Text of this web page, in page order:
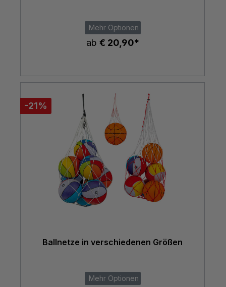
Mehr Optionen
ab € 20,90*
-21%
Ballnetze in verschiedenen Größen
Mehr Optionen